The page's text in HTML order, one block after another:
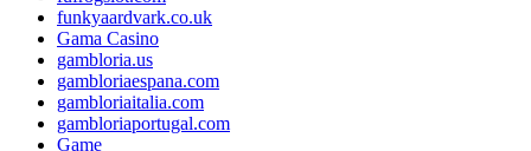
funkyaardvark.co.uk
Gama Casino
gambloria.us
gambloriaespana.com
gambloriaitalia.com
gambloriaportugal.com
Game